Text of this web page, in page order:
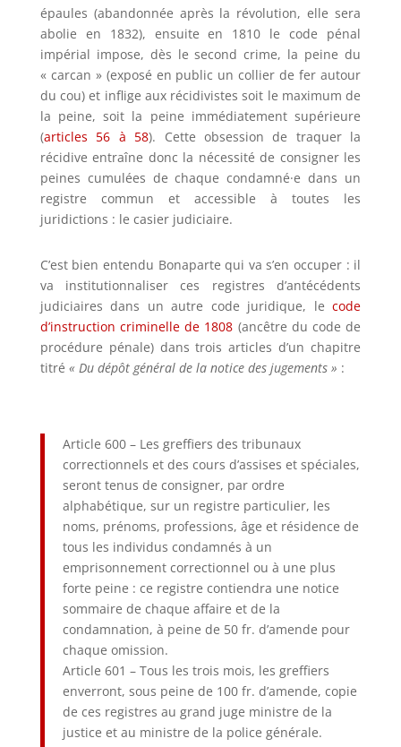
épaules (abandonnée après la révolution, elle sera
abolie en 1832), ensuite en 1810 le code pénal
impérial impose, dès le second crime, la peine du
« carcan » (exposé en public un collier de fer autour
du cou) et inflige aux récidivistes soit le maximum de
la peine, soit la peine immédiatement supérieure
(articles 56 à 58). Cette obsession de traquer la
récidive entraîne donc la nécessité de consigner les
peines cumulées de chaque condamné·e dans un
registre commun et accessible à toutes les
juridictions : le casier judiciaire.
C’est bien entendu Bonaparte qui va s’en occuper : il
va institutionnaliser ces registres d’antécédents
judiciaires dans un autre code juridique, lecode
d’instruction criminelle de 1808 (ancêtre du code de
procédure pénale) dans trois articles d’un chapitre
titré « Du dépôt général de la notice des jugements » :
Article 600 – Les greffiers des tribunaux
correctionnels et des cours d’assises et spéciales,
seront tenus de consigner, par ordre
alphabétique, sur un registre particulier, les
noms, prénoms, professions, âge et résidence de
tous les individus condamnés à un
emprisonnement correctionnel ou à une plus
forte peine : ce registre contiendra une notice
sommaire de chaque affaire et de la
condamnation, à peine de 50 fr. d’amende pour
chaque omission.
Article 601 – Tous les trois mois, les greffiers
enverront, sous peine de 100 fr. d’amende, copie
de ces registres au grand juge ministre de la
justice et au ministre de la police générale.